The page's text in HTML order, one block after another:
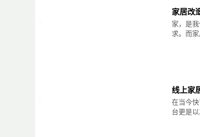
综上所述，家居品牌营销中塑造独特品
性、创新与创意、提供优质产品和客户
令人印象深刻的品牌形象，吸引消费者
家居改
家，是
求。而家
线上家
在当今
台更是以